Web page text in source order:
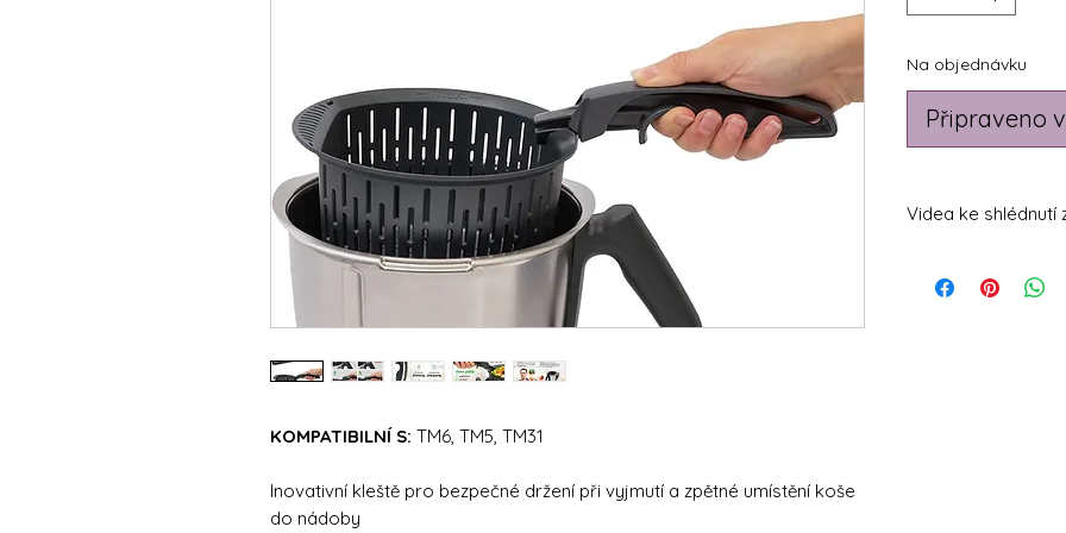
KOMPATIBILNÍ S: TM6, TM5, TM31
Inovativní kleště pro bezpečné držení při vyjmutí a zpětné umístění koše
do nádoby
Na objednávku
Připraveno
Videa ke shlédnutí